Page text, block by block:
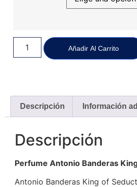
Añadir Al Carrito
Descripción Información
Descripción
Perfume Antonio Banderas
Antonio Banderas King of